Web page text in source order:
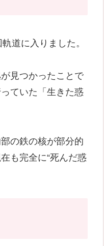
道に入りました。
見つかったことで
ていた「生きた惑
の鉄の核が部分的
も完全に“死んだ惑